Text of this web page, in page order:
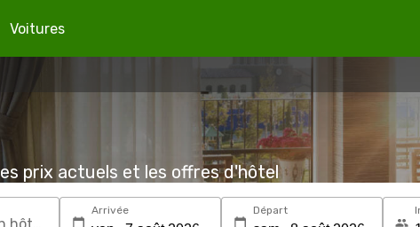
Voitures
prix actuels et les offres d'hôtel
Arrivée Départ